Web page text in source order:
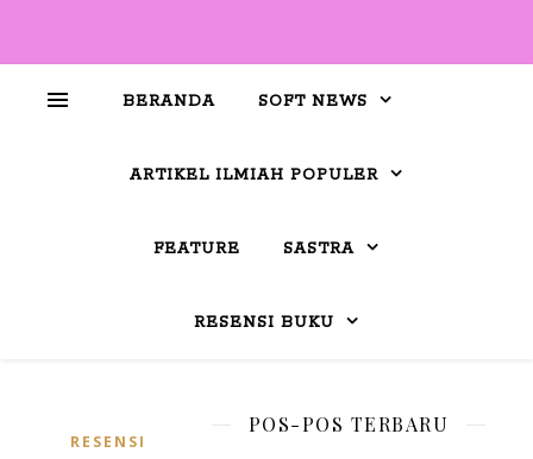
BERANDA SOFT NEWS
ARTIKEL ILMIAH POPULER
FEATURE SASTRA
RESENSI BUKU
RESENSI
POS-POS TERBARU